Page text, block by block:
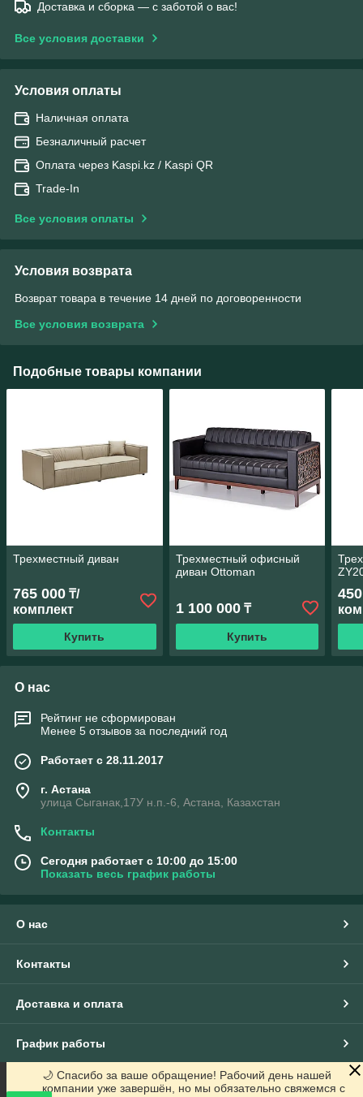
Доставка и сборка — с заботой о вас!
Все условия доставки
Условия оплаты
Наличная оплата
Безналичный расчет
Оплата через Kaspi.kz / Kaspi QR
Trade-In
Все условия оплаты
Условия возврата
Возврат товара в течение 14 дней по договоренности
Все условия возврата
Подобные товары компании
Трехместный диван
765 000 ₸/
комплект
Купить
Трехместный офисный
диван Ottoman
1 100 000₸
Купить
О нас
Рейтинг не сформирован
Менее 5 отзывов за последний год
Работает с 28.11.2017
г. Астана
улица Сыганак,17У н.п.-6, Астана, Казахстан
Контакты
Сегодня работает с 10:00 до 15:00
Показать весь график работы
О нас
Контакты
Доставка и оплата
График работы
Полная версия сайта
🌙 Спасибо за ваше обращение! Рабочий день нашей
компании уже завершён, но мы обязательно свяжемся с